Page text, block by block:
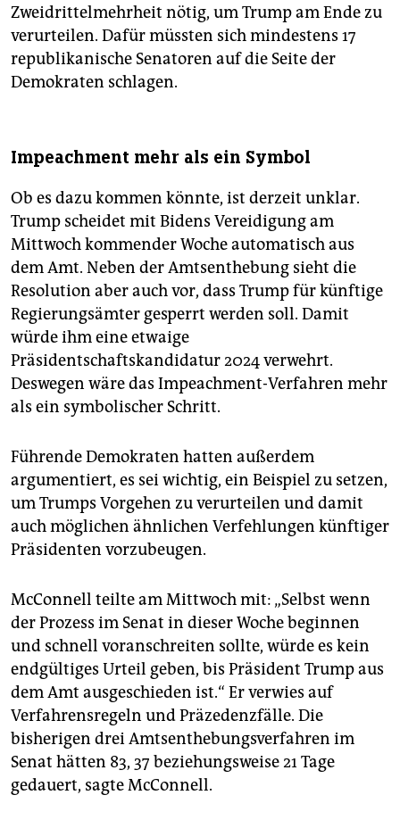
Zweidrittelmehrheit nötig, um Trump am Ende zu
verurteilen. Dafür müssten sich mindestens 17
republikanische Senatoren auf die Seite der
Demokraten schlagen.
Impeachment mehr als ein Symbol
Ob es dazu kommen könnte, ist derzeit unklar.
Trump scheidet mit Bidens Vereidigung am
Mittwoch kommender Woche automatisch aus
dem Amt. Neben der Amtsenthebung sieht die
Resolution aber auch vor, dass Trump für künftige
Regierungsämter gesperrt werden soll. Damit
würde ihm eine etwaige
Präsidentschaftskandidatur 2024 verwehrt.
Deswegen wäre das Impeachment-Verfahren mehr
als ein symbolischer Schritt.
Führende Demokraten hatten außerdem
argumentiert, es sei wichtig, ein Beispiel zu setzen,
um Trumps Vorgehen zu verurteilen und damit
auch möglichen ähnlichen Verfehlungen künftiger
Präsidenten vorzubeugen.
McConnell teilte am Mittwoch mit: „Selbst wenn
der Prozess im Senat in dieser Woche beginnen
und schnell voranschreiten sollte, würde es kein
endgültiges Urteil geben, bis Präsident Trump aus
dem Amt ausgeschieden ist.“ Er verwies auf
Verfahrensregeln und Präzedenzfälle. Die
bisherigen drei Amtsenthebungsverfahren im
Senat hätten 83, 37 beziehungsweise 21 Tage
gedauert, sagte McConnell.